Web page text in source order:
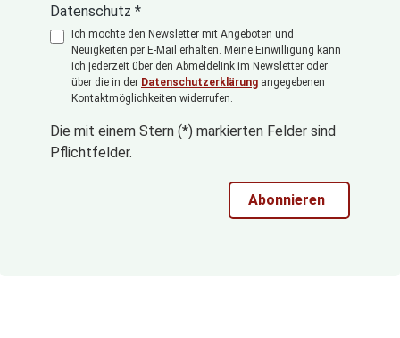
Datenschutz *
Ich möchte den Newsletter mit Angeboten und
Neuigkeiten per E-Mail erhalten. Meine Einwilligung kann
ich jederzeit über den Abmeldelink im Newsletter oder
über die in der Datenschutzerklärung angegebenen
Kontaktmöglichkeiten widerrufen.
Die mit einem Stern (*) markierten Felder sind
Pflichtfelder.
Abonnieren